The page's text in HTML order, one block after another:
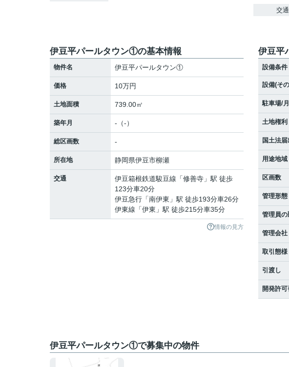
交通
伊豆平パールタウン①の基本情報
物件名 伊豆平パールタウン①
価格 10万円
土地面積 739.00㎡
築年月 -（-）
総区画数 -
所在地 静岡県伊豆市柳瀬
交通 伊豆箱根鉄道駿豆線 「修善寺 」駅 徒歩
123分車20分
伊豆急行 「南伊東 」駅 徒歩193分車26分
伊東線 「伊東 」駅 徒歩215分車35分
情報の見方
伊豆平
設備条件
設備(そ
駐車場/
土地権利
国土法届
用途地域
区画数
管理形態
管理員
管理会社
取引態様
引渡し
開発許
伊豆平パールタウン①で募集中の物件